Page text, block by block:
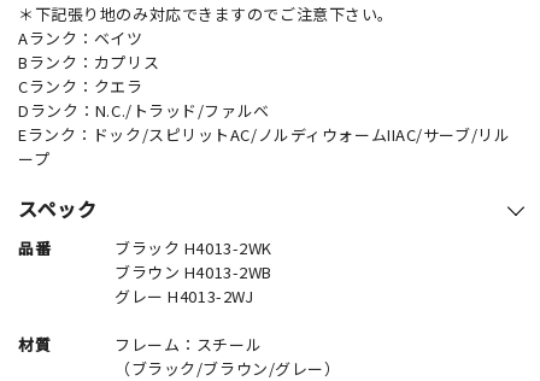
＊下記張り地のみ対応できますのでご注意下さい。
Aランク：ベイツ
Bランク：カプリス
Cランク：クエラ
Dランク：N.C./トラッド/ファルベ
Eランク：ドック/スピリットAC/ノルディウォームIIAC/サーブ/リル
ープ
スペック
品番
ブラック H4013-2WK
ブラウン H4013-2WB
グレー H4013-2WJ
材質
フレーム：スチール
（ブラック/ブラウン/グレー）